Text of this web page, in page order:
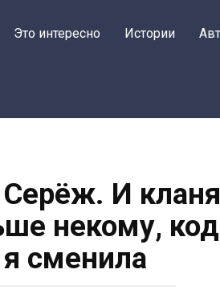
Это интересно Истории
И
некому,
сменила